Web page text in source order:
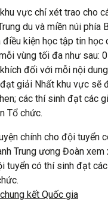
vực chỉ xét trao cho
du và miền núi phía
điều kiện học tập tin học
vùng tối đa như sau:
đối với mỗi nội
giải Nhất khu vực sẽ
các thí sinh đạt các
Tổ chức.
chính cho đội tuyển
Trung ương Đoàn
tuyển có thí sinh đạt
kết Quốc gia